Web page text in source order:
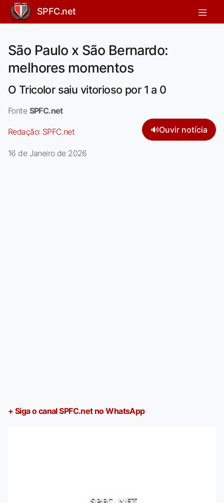
SPFC.net
São Paulo x São Bernardo:
melhores momentos
O Tricolor saiu vitorioso por 1 a 0
Fonte SPFC.net
Redação: SPFC.net 🔊Ouvir notícia
16 de Janeiro de 2026
+ Siga o canal SPFC.net no WhatsApp